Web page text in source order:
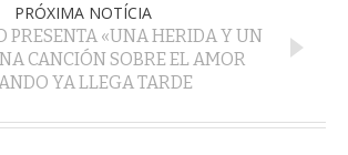
PRÓXIMA NOTÍCIA
PRESENTA «UNA HERIDA Y UN
CANCIÓN SOBRE EL AMOR
YA LLEGA TARDE